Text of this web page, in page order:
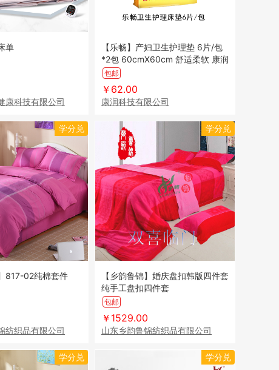
单
康科技有限公司
【乐畅】产妇卫生护理垫 6片/包
*2包 60cmX60cm 舒适柔软 康润
科技
包邮
￥62.00
康润科技有限公司
学分兑
817-02纯棉套件
纺织品有限公司
学分兑
【乡韵鲁锦】婚庆盘扣韩版四件套
纯手工盘扣四件套
包邮
￥1529.00
山东乡韵鲁锦纺织品有限公司
学分兑 学分兑